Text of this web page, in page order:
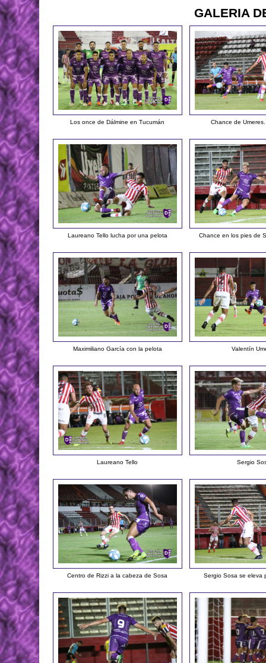
GALERIA
Los once de Dálmine en Tucumán Chance de
Laureano Tello lucha por una pelota Chance en los pies de
Maximiliano García con la pelota Valentín
Laureano Tello Sergio
Centro de Rizzi a la cabeza de Sosa Sergio Sosa se eleva